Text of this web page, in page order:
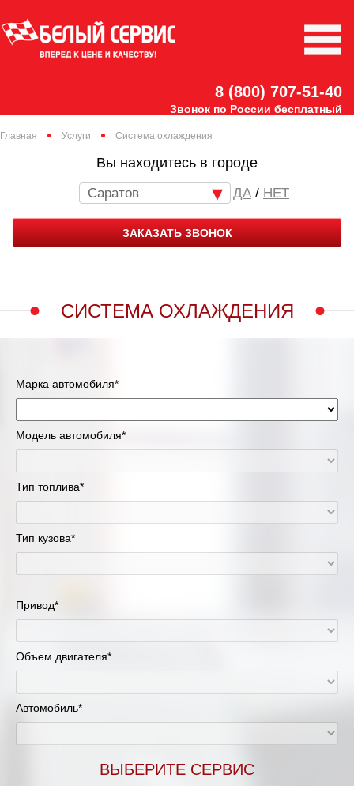
8 (800) 707-51-40
Звонок по России бесплатный
Главная Услуги Система охлаждения
Вы находитесь в городе
Саратов / НЕТ
ЗАКАЗАТЬ ЗВОНОК
СИСТЕМА ОХЛАЖДЕНИЯ
Марка автомобиля*
Модель автомобиля*
Тип топлива*
Тип кузова*
Привод*
Объем двигателя*
Автомобиль*
ВЫБЕРИТЕ СЕРВИС